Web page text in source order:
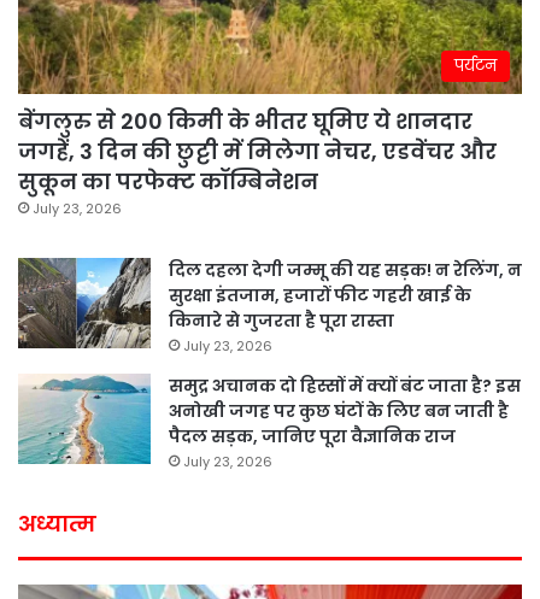
पर्यटन
बेंगलुरु से 200 किमी के भीतर घूमिए ये शानदार
जगहें, 3 दिन की छुट्टी में मिलेगा नेचर, एडवेंचर और
सुकून का परफेक्ट कॉम्बिनेशन
July 23, 2026
दिल दहला देगी जम्मू की यह सड़क! न रेलिंग, न
सुरक्षा इंतजाम, हजारों फीट गहरी खाई के
किनारे से गुजरता है पूरा रास्ता
July 23, 2026
समुद्र अचानक दो हिस्सों में क्यों बंट जाता है? इस
अनोखी जगह पर कुछ घंटों के लिए बन जाती है
पैदल सड़क, जानिए पूरा वैज्ञानिक राज
July 23, 2026
अध्यात्म